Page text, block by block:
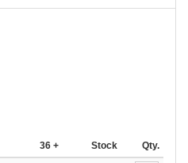
36 + Stock Qty.